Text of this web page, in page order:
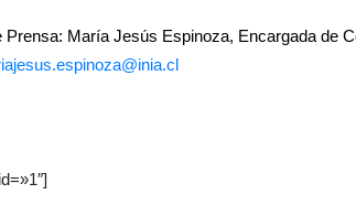
Prensa: María Jesús Espinoza, Encargada de
inia.cl